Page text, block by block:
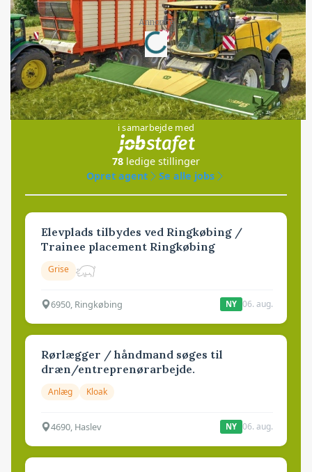
Annonce
Loading...
Jobs
i samarbejde med
78 ledige stillinger
Opret agent
Se alle jobs
Elevplads tilbydes ved Ringkøbing /
Trainee placement Ringkøbing
Grise
6950, Ringkøbing NY 06. aug.
Rørlægger / håndmand søges til
dræn/entreprenørarbejde.
Anlæg Kloak
4690, Haslev NY 06. aug.